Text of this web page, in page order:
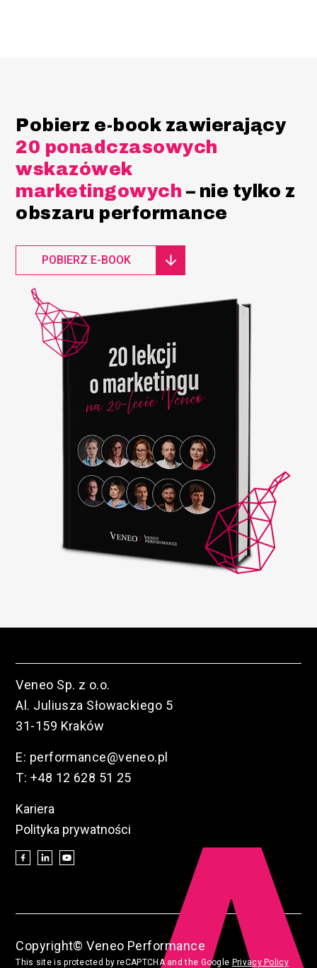
Pobierz e-book zawierający
20 ponadczasowych
wskazówek
marketingowych – nie tylko z
obszaru performance
POBIERZ E-BOOK
Veneo Sp. z o.o.
Al. Juliusza Słowackiego 5
31-159 Kraków
E: performance@veneo.pl
T: +48 12 628 51 25
Kariera
Polityka prywatności
Copyright© Veneo Performance
This site is protected by reCAPTCHA and the Google Privacy Policy